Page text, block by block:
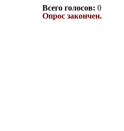
Всего голосов: 0
Опрос закончен.